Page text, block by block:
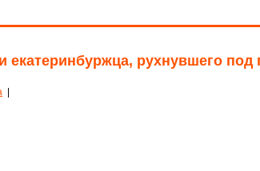
екатеринбуржца, рухнувшего